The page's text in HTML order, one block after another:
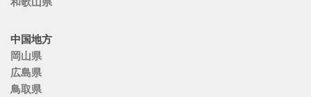
中国地方
岡山県
広島県
鳥取県